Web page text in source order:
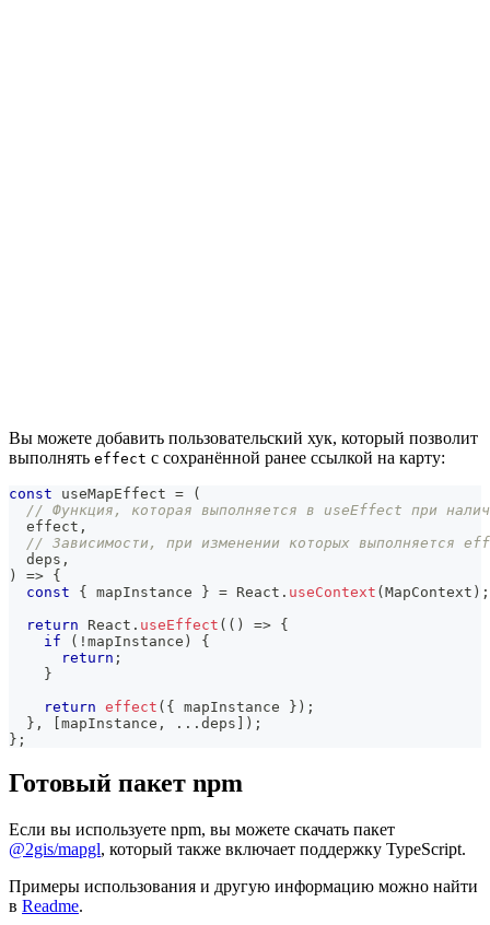
Вы можете добавить пользовательский хук, который позволит
выполнять effect с сохранённой ранее ссылкой на карту:
const useMapEffect =
(
// Функция, которая выполняется в useEffect при
  effect
,
// Зависимости, при изменении которых выполняется
  deps
,
)
=> {
const
{ mapInstance } = React . useContext (MapContext ) ;
return
React . useEffect ( ( ) => {
if
( ! mapInstance )
{
return ;
}
return effect ( { mapInstance } ) ;
} , [mapInstance , ... deps ] ) ;
} ;
Готовый пакет npm
Если вы используете npm, вы можете скачать пакет
@2gis/mapgl, который также включает поддержку TypeScript.
Примеры использования и другую информацию можно найти
в Readme.